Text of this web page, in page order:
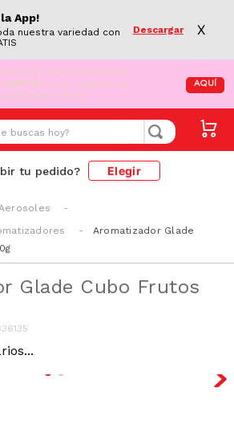
App!
nuestra variedad con
Descargar X
Wong Prime! Aprovecha el
GRATIS en tus compras de
desde S/79.90
AQUÍ
hoy?
tu pedido? Elegir
Aromatizador Glade
Glade Cubo Frutos